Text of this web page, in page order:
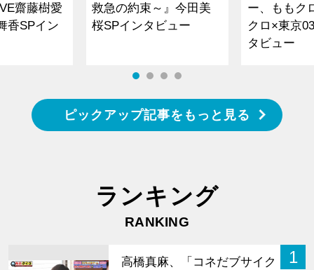
齋藤樹愛
香SPイン
救急の約束～』今田美
桜SPインタビュー
ー、ももク
クロ×東京
タビュー
ピックアップ記事をもっと見る
ランキング
RANKING
1
高橋真麻、「コネだブサイク